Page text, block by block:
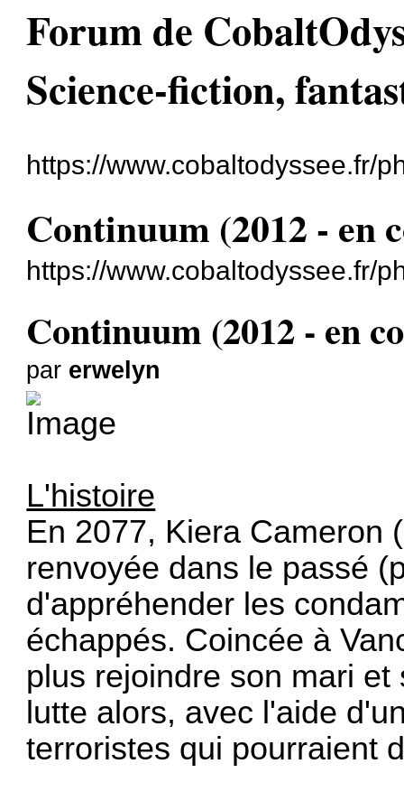
Forum de
Science-fiction,
https://www.cobaltodyssee.fr/
Continuum (2012 - en
https://www.cobaltodyssee.fr/
Continuum (2012 - en
par erwelyn
L'histoire
En 2077, Kiera Cameron
renvoyée dans le passé
d'appréhender les
échappés. Coincée à
plus rejoindre son mari
lutte alors, avec l'aide
terroristes qui pourraient